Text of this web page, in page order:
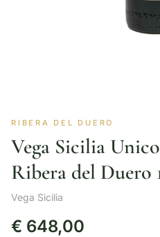
RIBERA DEL DUERO
Vega Sicilia
Ribera del Duero
Vega Sicilia
€ 648,00